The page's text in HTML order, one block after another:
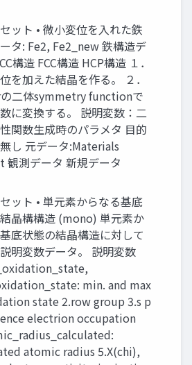
ット • 微小変位を入れた鉄
タ: Fe2, Fe2_new 鉄構造デ
構造 FCC構造 HCP構造 １．
を加えた結晶を作る。 ２．
二体symmetry functionで
に変換する。 説明変数：二
関数生成時のパラメタ 目的
し 元データ:Materials
観測データ 新規データ
ット • 単元素からなる基底
晶構構造 (mono) 単元素か
底状態の結晶構造に対して
明変数データ。 説明変数
min. and max
state 2.row group 3.s p
electrion occupation
atomic radius 5.X(chi),